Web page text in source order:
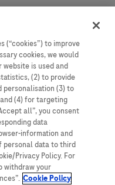
er målsatt til en stor
eller gyldig i ditt land.
noe ansvar for tilgang til
med noen gyldig juridisk
i bostedslandet ditt.
andres innlegg, men
så langt det lar seg gjøre.
nettsider som det lenkes til.
for bruk annet sted er ikke
til annonsører, og slikt
bivirkninger eller
(“cookies”) to improve
cookies, we would
website is used and
(2) to provide
(3) to
(4) for targeting
all”, you consent
data
information and
personal data to third
Privacy Policy. For
withdraw your
Cookie Policy